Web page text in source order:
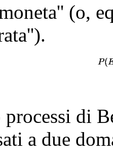
(o,
processi di
a due